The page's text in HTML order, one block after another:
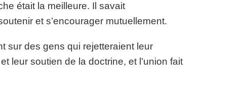
était la meilleure. Il savait
et s’encourager mutuellement.
sur des gens qui rejetteraient leur
leur soutien de la doctrine, et l’union fait